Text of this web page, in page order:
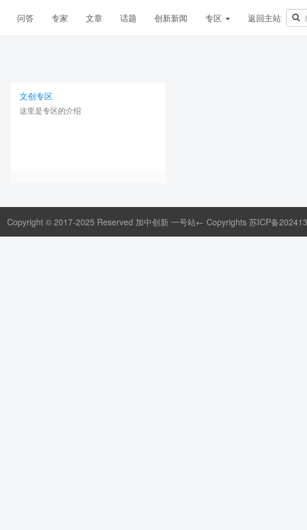
问答 专家 文章 话题 创新新闻 专区 返回主站
文创专区
这里是专区的介绍
Copyright © 2017-2025 Reserved 加中创新 一号站← Copyrights 苏ICP备